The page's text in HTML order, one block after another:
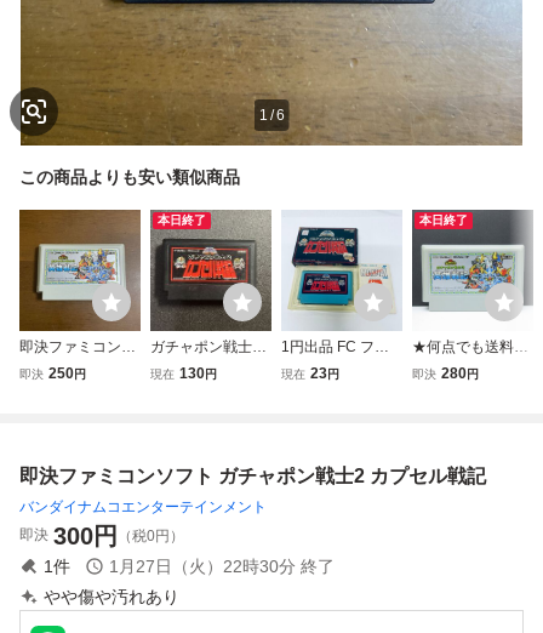
1 /6
この商品よりも安い類似商品
即決ファミコンソ
フト ガチャポン戦
即決 250円
本日終了
ガチャポン戦士2
カプセル戦記 ガン
ジャンク扱い
現在 130円
1円出品 FC ファ
ミコン SDガンダ
確認済
現在 23円
本日終了
★何点でも送料１
８５円★ ガチャポ
即決 280円
即決ファミコンソフト ガチャポン戦士2 カプセル戦記
バンダイナムコエンターテインメント
即決 300円 （税0円）
1件 1月27日（火）22時30分 終了
やや傷や汚れあり